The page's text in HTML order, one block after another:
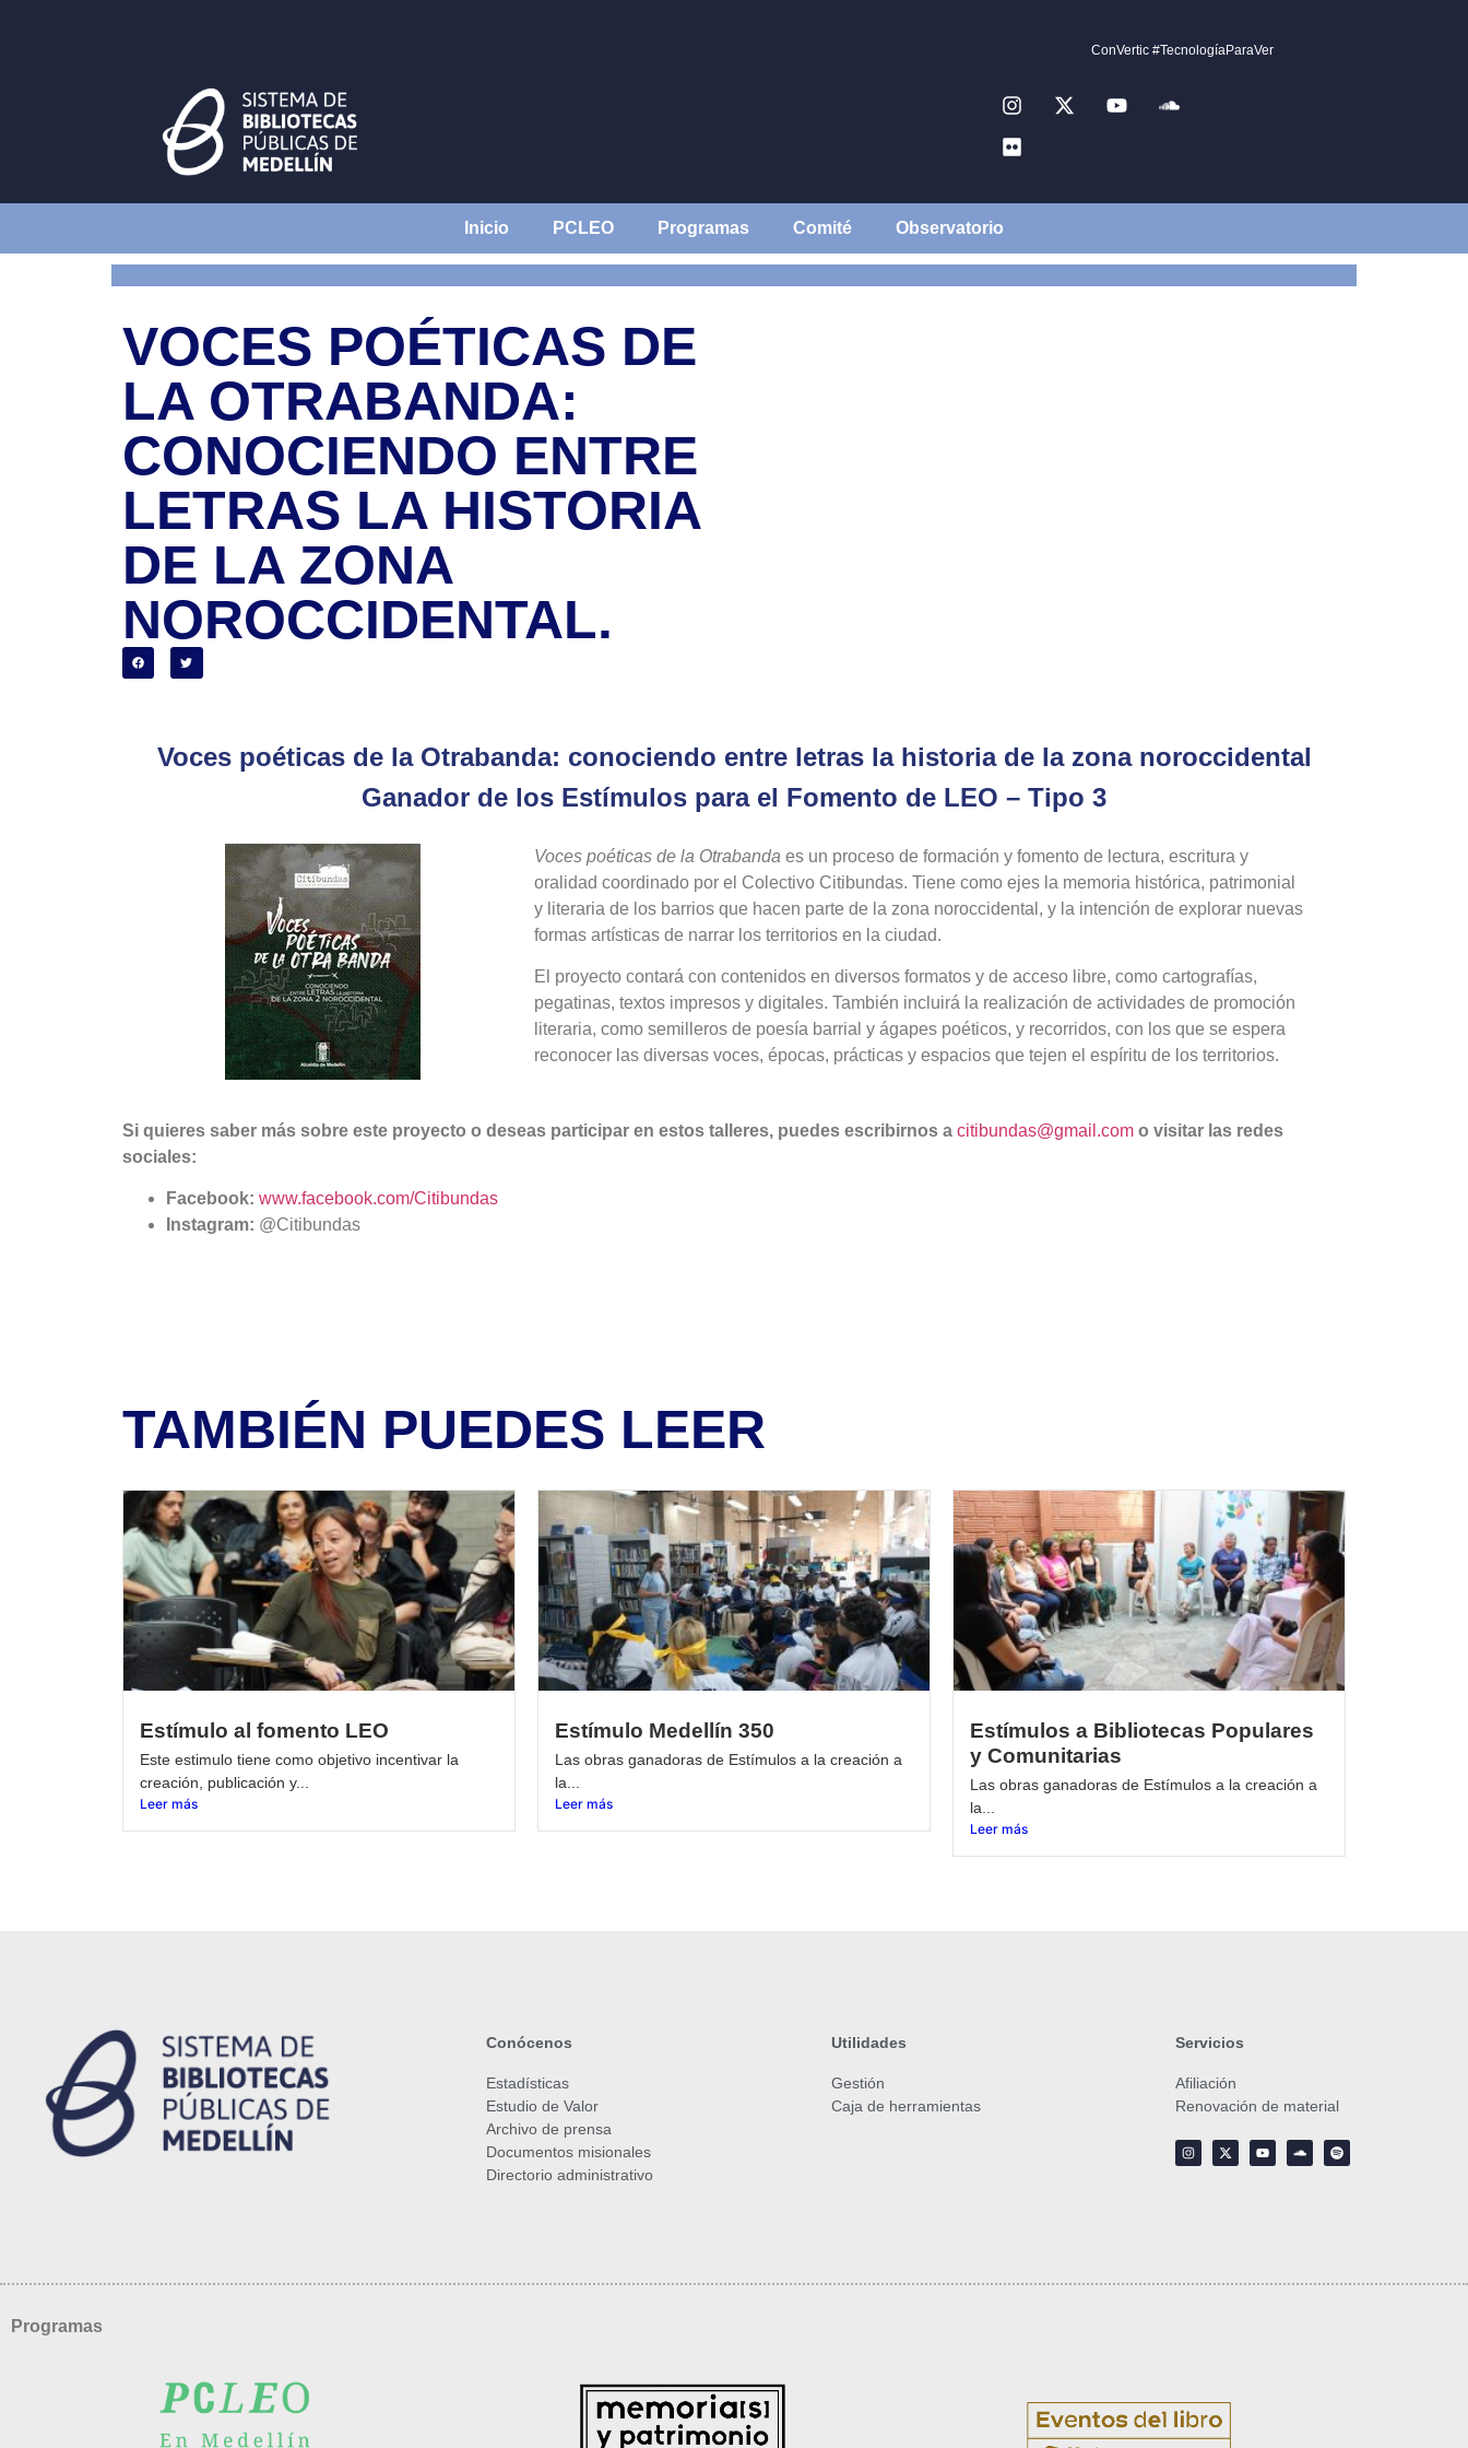
ConVertic #TecnologíaParaVer
Inicio PCLEO Programas Comité Observatorio
VOCES POÉTICAS DE
LA OTRABANDA:
CONOCIENDO ENTRE
LETRAS LA HISTORIA
DE LA ZONA
NOROCCIDENTAL.
Voces poéticas de la Otrabanda: conociendo entre letras la historia de la zona noroccidental
Ganador de los Estímulos para el Fomento de LEO – Tipo 3
Voces poéticas de la Otrabanda es un proceso de formación y fomento de lectura, escritura y
oralidad coordinado por el Colectivo Citibundas. Tiene como ejes la memoria histórica, patrimonial
y literaria de los barrios que hacen parte de la zona noroccidental, y la intención de explorar nuevas
formas artísticas de narrar los territorios en la ciudad.
El proyecto contará con contenidos en diversos formatos y de acceso libre, como cartografías,
pegatinas, textos impresos y digitales. También incluirá la realización de actividades de promoción
literaria, como semilleros de poesía barrial y ágapes poéticos, y recorridos, con los que se espera
reconocer las diversas voces, épocas, prácticas y espacios que tejen el espíritu de los territorios.
Si quieres saber más sobre este proyecto o deseas participar en estos talleres, puedes escribirnos a citibundas@gmail.com o visitar las redes
sociales:
Facebook: www.facebook.com/Citibundas
Instagram: @Citibundas
TAMBIÉN PUEDES LEER
Estímulo al fomento LEO
Este estimulo tiene como objetivo incentivar la
creación, publicación y...
Leer más
Estímulo Medellín 350
Las obras ganadoras de Estímulos a la creación a
la...
Leer más
Estímulos a Bibliotecas Populares
y Comunitarias
Las obras ganadoras de Estímulos a la creación a
la...
Leer más
Conócenos
Estadísticas
Estudio de Valor
Archivo de prensa
Documentos misionales
Directorio administrativo
Utilidades
Gestión
Caja de herramientas
Servicios
Afiliación
Renovación de material
Programas